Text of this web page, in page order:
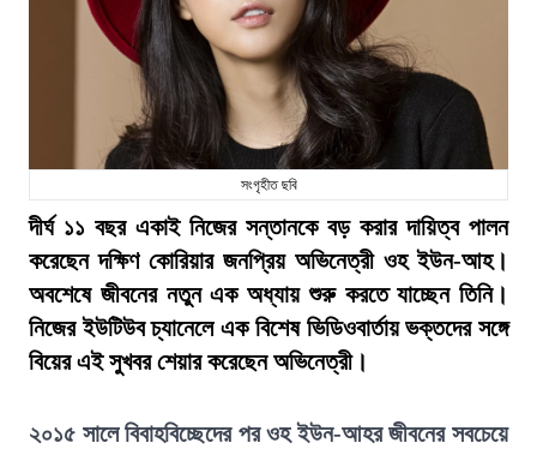
সংগৃহীত ছবি
দীর্ঘ ১১ বছর একাই নিজের সন্তানকে বড় করার দায়িত্ব পালন
করেছেন দক্ষিণ কোরিয়ার জনপ্রিয় অভিনেত্রী ওহ ইউন-আহ।
অবশেষে জীবনের নতুন এক অধ্যায় শুরু করতে যাচ্ছেন তিনি।
নিজের ইউটিউব চ্যানেলে এক বিশেষ ভিডিওবার্তায় ভক্তদের সঙ্গে
বিয়ের এই সুখবর শেয়ার করেছেন অভিনেত্রী।
২০১৫ সালে বিবাহবিচ্ছেদের পর ওহ ইউন-আহর জীবনের সবচেয়ে